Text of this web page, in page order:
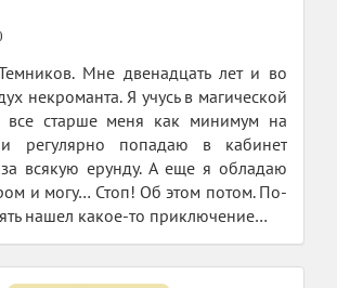
Мне двенадцать лет и во
некроманта. Я учусь в магической
все старше меня как минимум на
регулярно попадаю в кабинет
всякую ерунду. А еще я обладаю
и могу… Стоп! Об этом потом. По-
нашел какое-то приключение…